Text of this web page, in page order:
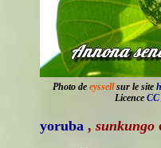
Photo de eyssellsur le site
Licence
yoruba , sunkungo